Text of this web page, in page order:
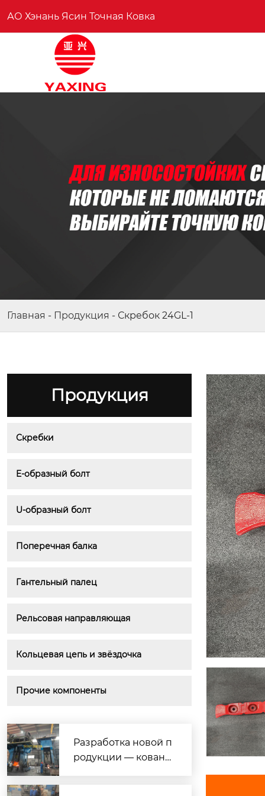
АО Хэнань Ясин Точная Ковка
Главная - Продукция - Скребок 24GL-1
Продукция
Скребки
E-образный болт
U-образный болт
Поперечная балка
Гантельный палец
Рельсовая направляющая
Кольцевая цепь и звёздочка
Прочие компоненты
Разработка новой п
родукции — кована